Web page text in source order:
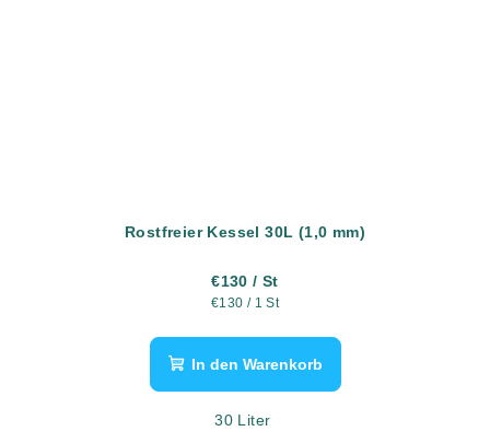
Rostfreier Kessel 30L (1,0 mm)
€130/ St
Verkaufspreis:
€130 / 1 St
In den Warenkorb
30 Liter